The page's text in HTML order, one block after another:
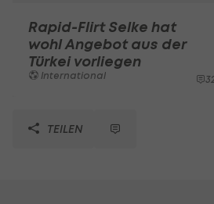
Rapid-Flirt Selke hat
wohl Angebot aus der
Türkei vorliegen
International
TEILEN